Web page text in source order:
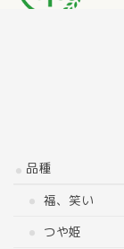
品種
福、笑い
つや姫